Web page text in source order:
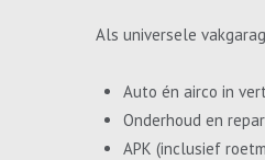
Als universele
Auto én airco in
Onderhoud en
APK (inclusief